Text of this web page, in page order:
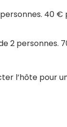
40
2 personnes.
l’hôte pour